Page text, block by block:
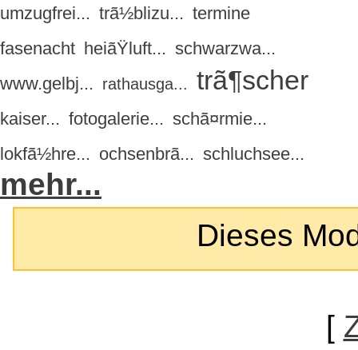
umzugfrei... trã½blizu... termine
fasenacht heiãŸluft... schwarzwa...
www.gelbj...
rathausga... trã¶scher
kaiser... fotogalerie... schã¤rmie...
lokfã½hre... ochsenbrã... schluchsee...
mehr...
Dieses
[